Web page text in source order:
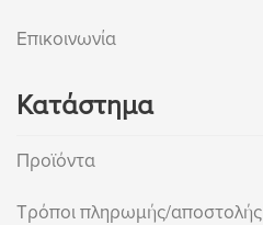
Επικοινωνία
Κατάστημα
Προϊόντα
Τρόποι πληρωμής/αποστολής